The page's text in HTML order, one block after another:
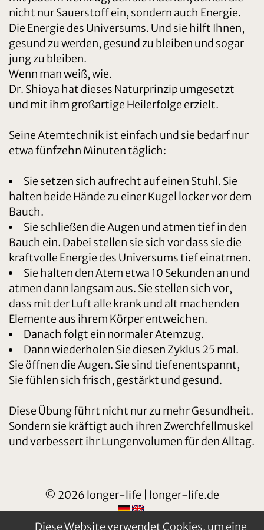
Diese Website verwendet Cookies, um eine
nicht nur Sauerstoff ein, sondern auch Energie.
Die Energie des Universums. Und sie hilft Ihnen,
gesund zu werden, gesund zu bleiben und sogar
jung zu bleiben.
Wenn man weiß, wie.
Dr. Shioya hat dieses Naturprinzip umgesetzt
und mit ihm großartige Heilerfolge erzielt.
Seine Atemtechnik ist einfach und sie bedarf nur
etwa fünfzehn Minuten täglich:
Sie setzen sich aufrecht auf einen Stuhl. Sie
halten beide Hände zu einer Kugel locker vor dem
Bauch.
Sie schließen die Augen und atmen tief in den
Bauch ein. Dabei stellen sie sich vor dass sie die
kraftvolle Energie des Universums tief einatmen.
Sie halten den Atem etwa 10 Sekunden an und
atmen dann langsam aus. Sie stellen sich vor,
dass mit der Luft alle krank und alt machenden
Elemente aus ihrem Körper entweichen.
Danach folgt ein normaler Atemzug.
Dann wiederholen Sie diesen Zyklus 25 mal.
Sie öffnen die Augen. Sie sind tiefenentspannt,
Sie fühlen sich frisch, gestärkt und gesund.
Diese Übung führt nicht nur zu mehr Gesundheit.
Sondern sie kräftigt auch ihren Zwerchfellmuskel
und verbessert ihr Lungenvolumen für den Alltag.
© 2026 longer-life | longer-life.de